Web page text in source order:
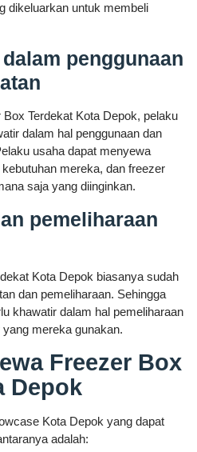
dikeluarkan untuk membeli
penggunaan
Terdekat Kota Depok, pelaku
dalam hal penggunaan dan
usaha dapat menyewa
mereka, dan freezer
saja yang diinginkan.
pemeliharaan
Kota Depok biasanya sudah
dan pemeliharaan. Sehingga
khawatir dalam hal pemeliharaan
mereka gunakan.
Freezer Box
Depok
Kota Depok yang dapat
adalah: